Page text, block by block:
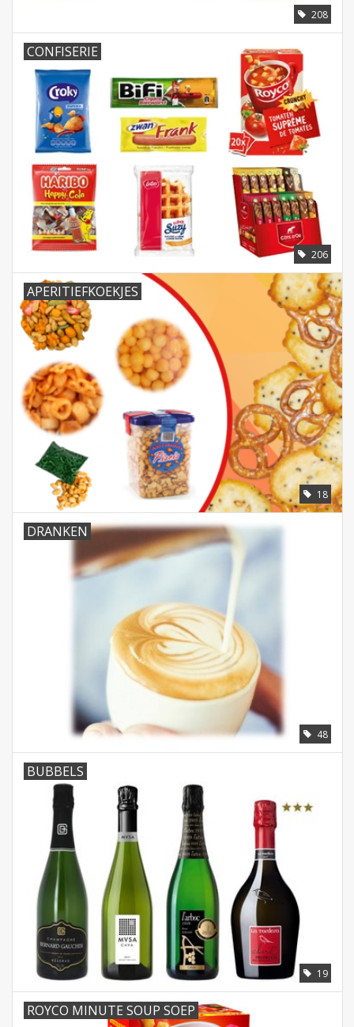
Batterijen
Corona
Sinterklaassnoep
Carnavalssnoep
Paasgeschenken
Merken
208
CONFISERIE
206
APERITIEFKOEKJES
18
DRANKEN
48
BUBBELS
19
ROYCO MINUTE SOUP SOEP